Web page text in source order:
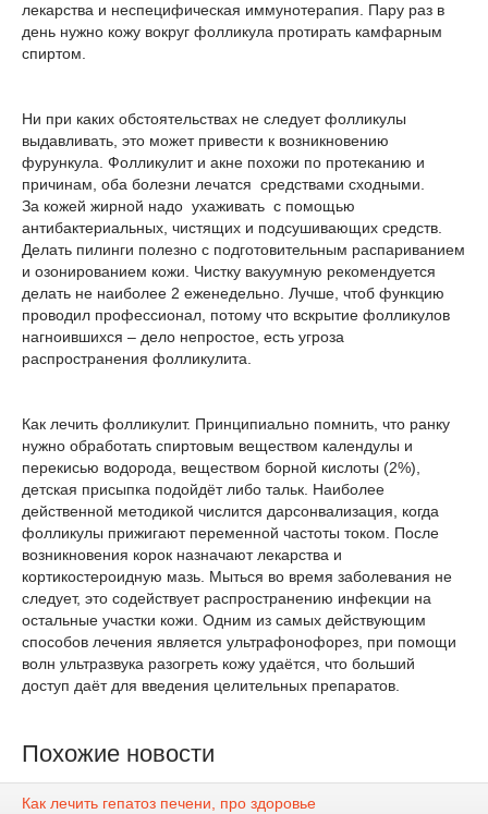
лекарства и неспецифическая иммунотерапия. Пару раз в
день нужно кожу вокруг фолликула протирать камфарным
спиртом.
Ни при каких обстоятельствах не следует фолликулы
выдавливать, это может привести к возникновению
фурункула. Фолликулит и акне похожи по протеканию и
причинам, оба болезни лечатся средствами сходными.
За кожей жирной надо ухаживать с помощью
антибактериальных, чистящих и подсушивающих средств.
Делать пилинги полезно с подготовительным распариванием
и озонированием кожи. Чистку вакуумную рекомендуется
делать не наиболее 2 еженедельно. Лучше, чтоб функцию
проводил профессионал, потому что вскрытие фолликулов
нагноившихся – дело непростое, есть угроза
распространения фолликулита.
Как лечить фолликулит. Принципиально помнить, что ранку
нужно обработать спиртовым веществом календулы и
перекисью водорода, веществом борной кислоты (2%),
детская присыпка подойдёт либо тальк. Наиболее
действенной методикой числится дарсонвализация, когда
фолликулы прижигают переменной частоты током. После
возникновения корок назначают лекарства и
кортикостероидную мазь. Мыться во время заболевания не
следует, это содействует распространению инфекции на
остальные участки кожи. Одним из самых действующим
способов лечения является ультрафонофорез, при помощи
волн ультразвука разогреть кожу удаётся, что больший
доступ даёт для введения целительных препаратов.
Похожие новости
Как лечить гепатоз печени, про здоровье